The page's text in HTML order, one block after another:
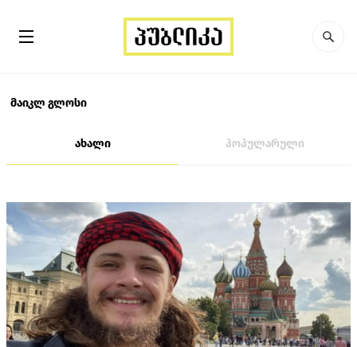
მაიკლ გლოსი
ახალი პოპულარული